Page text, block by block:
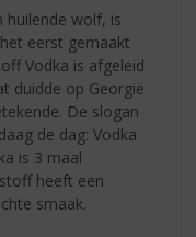
huilende wolf, is
eerst gemaakt
Vodka is afgeleid
duidde op Georgië
De slogan
de dag: Vodka
is 3 maal
heeft een
smaak.